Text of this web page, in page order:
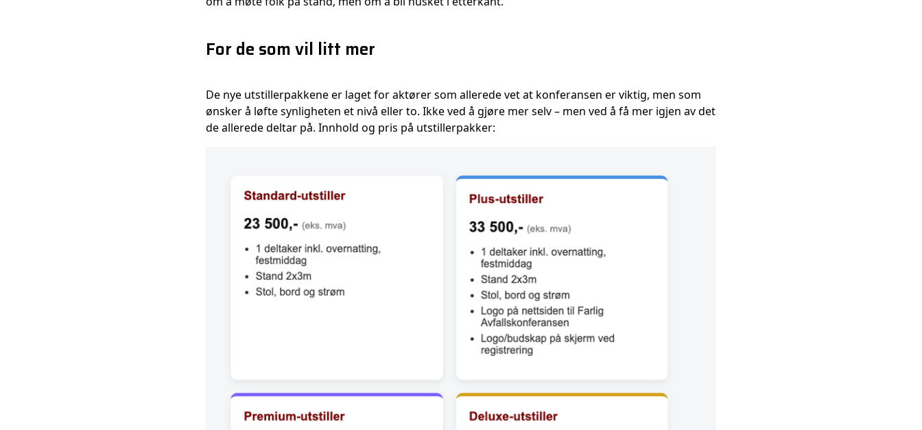
For de som vil litt mer
De nye utstillerpakkene er laget for aktører som allerede vet at konferansen er viktig, men som
ønsker å løfte synligheten et nivå eller to. Ikke ved å gjøre mer selv – men ved å få mer igjen av det
de allerede deltar på. Innhold og pris på utstillerpakker: